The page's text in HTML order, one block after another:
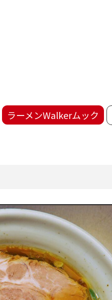
ラーメンWalkerムック